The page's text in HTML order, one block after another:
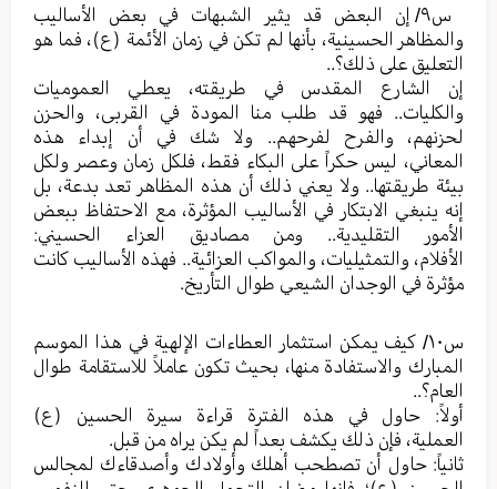
س٩/ إن البعض قد يثير الشبهات في بعض الأساليب
والمظاهر الحسينية، بأنها لم تكن في زمان الأئمة (ع)، فما هو
التعليق على ذلك؟..
إن الشارع المقدس في طريقته، يعطي العموميات
والكليات.. فهو قد طلب منا المودة في القربى، والحزن
لحزنهم، والفرح لفرحهم.. ولا شك في أن إبداء هذه
المعاني، ليس حكراً على البكاء فقط، فلكل زمان وعصر ولكل
بيئة طريقتها.. ولا يعني ذلك أن هذه المظاهر تعد بدعة، بل
إنه ينبغي الابتكار في الأساليب المؤثرة، مع الاحتفاظ ببعض
الأمور التقليدية.. ومن مصاديق العزاء الحسيني:
الأفلام، والتمثيليات، والمواكب العزائية.. فهذه الأساليب كانت
مؤثرة في الوجدان الشيعي طوال التأريخ.
س١٠/ كيف يمكن استثمار العطاءات الإلهية في هذا الموسم
المبارك والاستفادة منها، بحيث تكون عاملاً للاستقامة طوال
العام؟..
أولاً: حاول في هذه الفترة قراءة سيرة الحسين (ع)
العملية، فإن ذلك يكشف بعداً لم يكن يراه من قبل.
ثانياً: حاول أن تصطحب أهلك وأولادك وأصدقاءك لمجالس